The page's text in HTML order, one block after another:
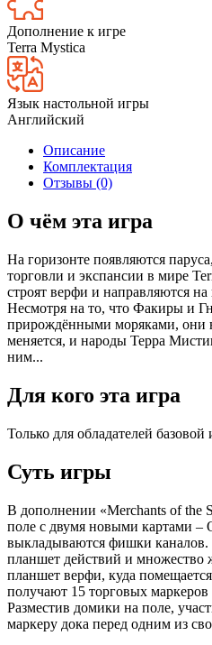
Дополнение к игре
Terra Mystica
Язык настольной игры
Английский
Описание
Комплектация
Отзывы (0)
О чём эта игра
На горизонте появляются
торговли и экспансии в мире
строят верфи и направляются
Несмотря на то, что Факиры и
прирождёнными моряками, они
меняется, и народы Терра
ним...
Для кого эта игра
Только для обладателей базовой
Суть игры
В дополнении «Merchants of the
поле с двумя новыми картами –
выкладываются фишки
планшет действий и множество
планшет верфи, куда
получают 15 торговых
Разместив домики на поле,
маркеру дока перед одним из